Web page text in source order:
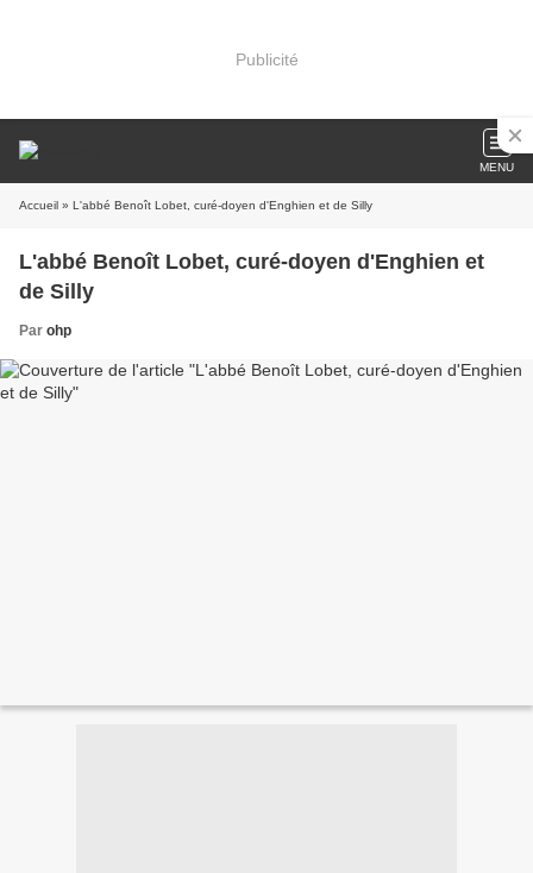
Publicité
MENU
Accueil » L'abbé Benoît Lobet, curé-doyen d'Enghien et de Silly
L'abbé Benoît Lobet, curé-doyen d'Enghien et
de Silly
Par ohp